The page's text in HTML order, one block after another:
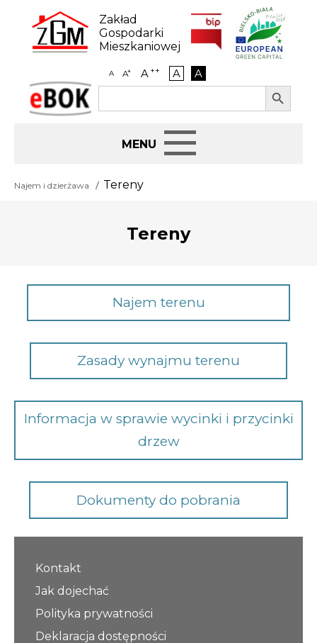
content
Zakład
Gospodarki
Mieszkaniowej
A A+ A++ A A
eBOK
Search
Search Button
Najem i dzierżawa
Opłaty i rozliczenia
Działania antysmogowe
Zamówienia publiczne
Nowości
Najem i dzierżawa Tereny
Tereny
Najem terenu
Zasady wynajmu terenu
Informacja w sprawie wycinki i przycinki
drzew
Dokumenty do pobrania
Kontakt
Jak dojechać
Polityka prywatności
Deklaracja dostępności